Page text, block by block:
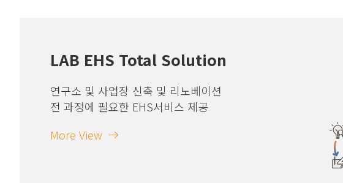
LAB EHS Total Solution
연구소 및 사업장 신축 및 리노베이션
전 과정에 필요한 EHS서비스 제공
More View